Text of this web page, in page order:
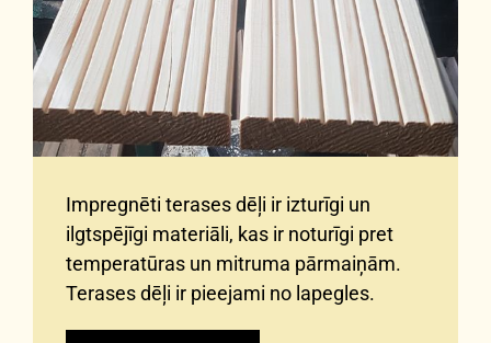
Impregnēti terases dēļi ir izturīgi un
ilgtspējīgi materiāli, kas ir noturīgi pret
temperatūras un mitruma pārmaiņām.
Terases dēļi ir pieejami no lapegles.